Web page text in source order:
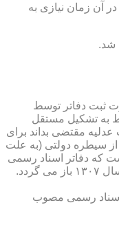
آن زمان نیازی به
دادن صورت ثبت دفاتر توسط
به تشكیل مستقل
شورای ملی، در نقاطی كه وزارت عدلیه مقتضی بداند برای
از سیطره دولتی (به علت
كه دفاتر اسناد رسمی
شكل می گیرد، علی رغم اینكه صلاحیت دفاتر در آن زمان محلی بوده است. به عبارت دیگر اولین اقدام مربوط به خصوصی سازی تنظیم اسناد مراجعان، به قانون دفاتر اسناد رسمی سال ۱۳۰۷ باز می گردد.
ثبت اسناد بوده است. با تصویب قانون ثبت اسناد و املاك مصوب ۲۰/۱/۱۳۰۸، قانون دفاتر اسناد رسمی مصوب